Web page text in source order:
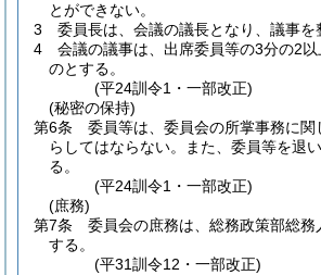
とができない。
3
委員長は、会議の議長となり、議事を
4
会議の議事は、出席委員等の3分の2
のとする。
(平24訓令1・一部改正)
(秘密の保持)
第6条
委員等は、委員会の所掌事務に
らしてはならない。
また、委員等を退
る。
(平24訓令1・一部改正)
(庶務)
第7条
委員会の庶務は、総務政策部総務
する。
(平31訓令12・一部改正)